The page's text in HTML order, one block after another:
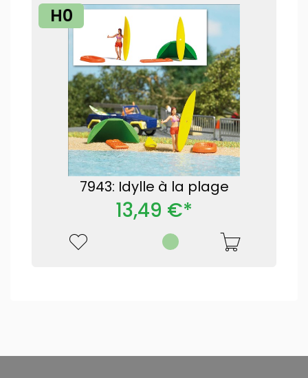
H0
7943: Idylle à la plage
13,49 €*